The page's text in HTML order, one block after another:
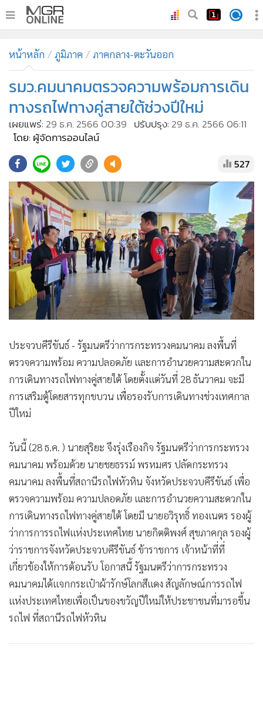
ทันเหตุการณ์
• ภาคใต้
Online Section
บันเทิง
• ผู้จัดการรายวัน
• คอลัมนิสต์
• ละคร
• CbizReview
•
Cyber BIZ
• ผู้จัดกวน
• Good health & Well-being
Green Innovation & SD
Management & HR
• MGR Live
ท่องเที่ยว
กีฬา
• ต่างประเทศ
• เศรษฐกิจ-ธุรกิจ
• จีน
• ชุมชน-คุณภาพชีวิต
• อาชญากรรม
• Motoring
• เกม
• วิทยาศาสตร์
• SMEs
• หุ้น
อินโดจีน
• Celeb Online
หน้าหลัก ภูมิภาค ภาคกลาง-ตะวันออก
รมว.คมนาคมตรวจความพร้อมการเดิน
ทางรถไฟทางคู่สายใต้ช่วงปีใหม่
เผยแพร่: 29 ธ.ค. 2566 00:39 ปรับปรุง: 29 ธ.ค. 2566 06:11
โดย: ผู้จัดการออนไลน์
527
ประจวบคีรีขันธ์ - รัฐมนตรีว่าการกระทรวงคมนาคม ลงพื้นที่
ตรวจความพร้อม ความปลอดภัย และการอำนวยความสะดวกใน
การเดินทางรถไฟทางคู่สายใต้ โดยตั้งแต่วันที่ 28 ธันวาคม จะมี
การเสริมตู้โดยสารทุกขบวน เพื่อรองรับการเดินทางช่วงเทศกาล
ปีใหม่
วันนี้ (28 ธ.ค. ) นายสุริยะ จึงรุ่งเรืองกิจ รัฐมนตรีว่าการกระทรวง
คมนาคม พร้อมด้วย นายชยธรรม์ พรหมศร ปลัดกระทรวง
คมนาคม ลงพื้นที่สถานีรถไฟหัวหิน จังหวัดประจวบคีรีขันธ์ เพื่อ
ตรวจความพร้อม ความปลอดภัย และการอำนวยความสะดวกใน
การเดินทางรถไฟทางคู่สายใต้ โดยมี นายอวิรุทธิ์ ทองเนตร รองผู้
ว่าการการรถไฟแห่งประเทศไทย นายกิตติพงศ์ สุขภาคกุล รองผู้
ว่าราชการจังหวัดประจวบคีรีขันธ์ ข้าราชการ เจ้าหน้าที่ที่
เกี่ยวข้องให้การต้อนรับ โอกาสนี้ รัฐมนตรีว่าการกระทรวง
คมนาคมได้แจกกระเป๋าผ้ารักษ์โลกสีแดง สัญลักษณ์การรถไฟ
แห่งประเทศไทยเพื่อเป็นของขวัญปีใหม่ให้ประชาชนที่มารอขึ้น
รถไฟ ที่สถานีรถไฟหัวหิน